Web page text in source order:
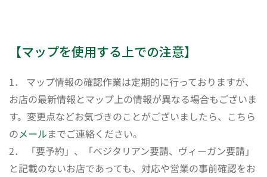
【マップを使用する上での注意】
1． マップ情報の確認作業は定期的に行っておりますが、
お店の最新情報とマップ上の情報が異なる場合もございま
す。変更点などお気づきのことがございましたら、こちら
のメールまでご連絡ください。
2． 「要予約」、「ベジタリアン要請、ヴィーガン要請」
と記載のないお店であっても、対応や営業の事前確認をお